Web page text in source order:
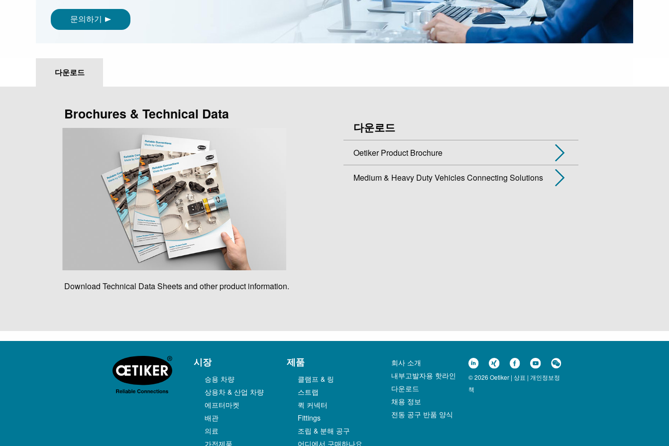
문의하기
다운로드
Brochures & Technical Data
Download Technical Data Sheets and other product information.
다운로드
Oetiker Product Brochure
Medium & Heavy Duty Vehicles Connecting Solutions
시장
승용 차량
상용차 & 산업 차량
에프터마켓
배관
의료
가전제품
제품
클램프 & 링
스트랩
퀵 커넥터
Fittings
조립 & 분해 공구
어디에서 구매하나요
회사 소개
내부고발자용 핫라인
다운로드
채용 정보
전동 공구 반품 양식
© 2026 Oetiker | 상표 | 개인정보정
책